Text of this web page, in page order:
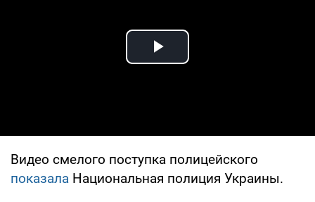
Play Video
Видео смелого поступка полицейского
показала Национальная полиция Украины.